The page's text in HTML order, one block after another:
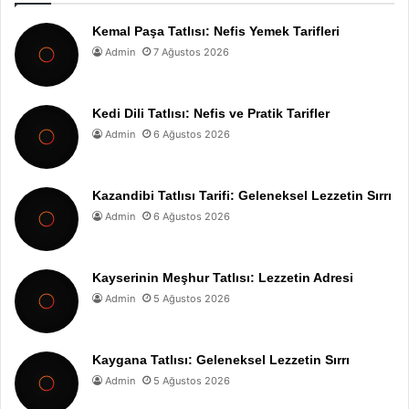
Kemal Paşa Tatlısı: Nefis Yemek Tarifleri
Admin 7 Ağustos 2026
Kedi Dili Tatlısı: Nefis ve Pratik Tarifler
Admin 6 Ağustos 2026
Kazandibi Tatlısı Tarifi: Geleneksel Lezzetin Sırrı
Admin 6 Ağustos 2026
Kayserinin Meşhur Tatlısı: Lezzetin Adresi
Admin 5 Ağustos 2026
Kaygana Tatlısı: Geleneksel Lezzetin Sırrı
Admin 5 Ağustos 2026